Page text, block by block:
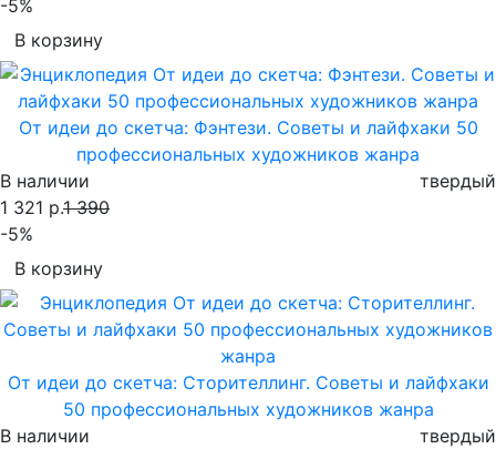
-5%
В корзину
От идеи до скетча: Фэнтези. Советы и лайфхаки 50
профессиональных художников жанра
В наличии
твердый
1 321 р.1 390
-5%
В корзину
От идеи до скетча: Сторителлинг. Советы и лайфхаки
50 профессиональных художников жанра
В наличии
твердый